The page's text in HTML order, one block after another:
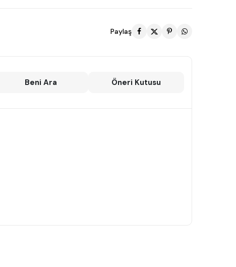
Paylaş
Beni Ara Öneri Kutusu